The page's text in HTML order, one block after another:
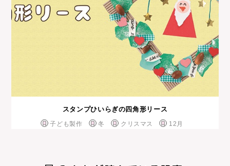
スタンプひいらぎの四角形リース
子ども製作 冬 クリスマス 12月